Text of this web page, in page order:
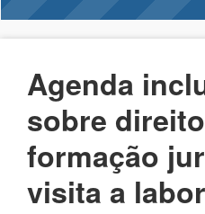
Agenda
sobre
formação
visita a